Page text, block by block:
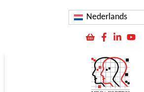
Nederlands